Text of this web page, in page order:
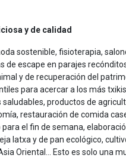
y de calidad
sostenible, fisioterapia,
de escape en parajes
y de recuperación del
para acercar a los más
productos de
restauración de comida
el fin de semana,
latxa y de pan ecológico,
Oriental… Esto es solo una